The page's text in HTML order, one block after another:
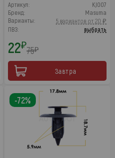
Артикул:
KJ007
Бренд:
Masuma
Варианты:
5 вариантов от 20 ₽
ПВЗ:
выбрать
22₽75₽
Завтра
-72%